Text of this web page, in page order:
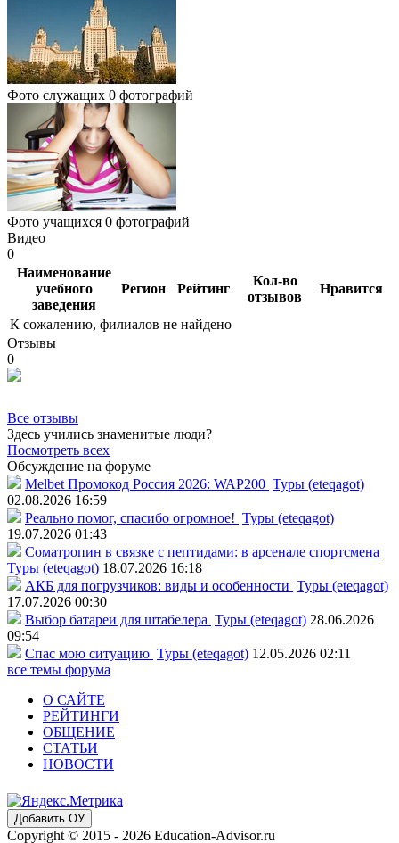
Фото служащих 0 фотографий
Фото учащихся 0 фотографий
Видео
0
Наименование
учебного
заведения
Регион Рейтинг
Кол-во
отзывов
Нравится
К сожалению, филиалов не найдено
Отзывы
0
Все отзывы
Здесь учились знаменитые люди?
Посмотреть всех
Обсуждение на форуме
Melbet Промокод Россия 2026: WAP200 Туры (eteqagot)
02.08.2026 16:59
Реально помог, спасибо огромное! Туры (eteqagot)
19.07.2026 01:43
Соматропин в связке с пептидами: в арсенале спортсмена
Туры (eteqagot) 18.07.2026 16:18
АКБ для погрузчиков: виды и особенности Туры (eteqagot)
17.07.2026 00:30
Выбор батареи для штабелера Туры (eteqagot) 28.06.2026
09:54
Спас мою ситуацию Туры (eteqagot) 12.05.2026 02:11
все темы форума
О САЙТЕ
РЕЙТИНГИ
ОБЩЕНИЕ
СТАТЬИ
НОВОСТИ
Добавить ОУ
Copyright © 2015 - 2026 Education-Advisor.ru